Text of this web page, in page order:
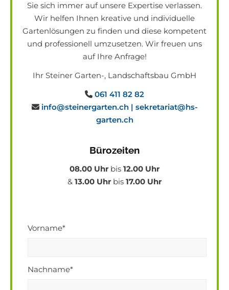
Sie sich immer auf unsere Expertise verlassen.
Wir helfen Ihnen kreative und individuelle
Gartenlösungen zu finden und diese kompetent
und professionell umzusetzen. Wir freuen uns
auf Ihre Anfrage!
Ihr Steiner Garten-, Landschaftsbau GmbH
 061 411 82 82
 info@steinergarten.ch | sekretariat@hs-
garten.ch
Bürozeiten
08.00 Uhr bis 12.00 Uhr
& 13.00 Uhr bis 17.00 Uhr
Vorname*
Nachname*